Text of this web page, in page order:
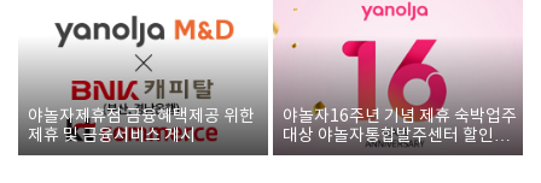
야놀자제휴점 금융혜택제공 위한
제휴 및 금융서비스 게시
야놀자16주년 기념 제휴 숙박업주
대상 야놀자통합발주센터 할인쿠
폰 증정